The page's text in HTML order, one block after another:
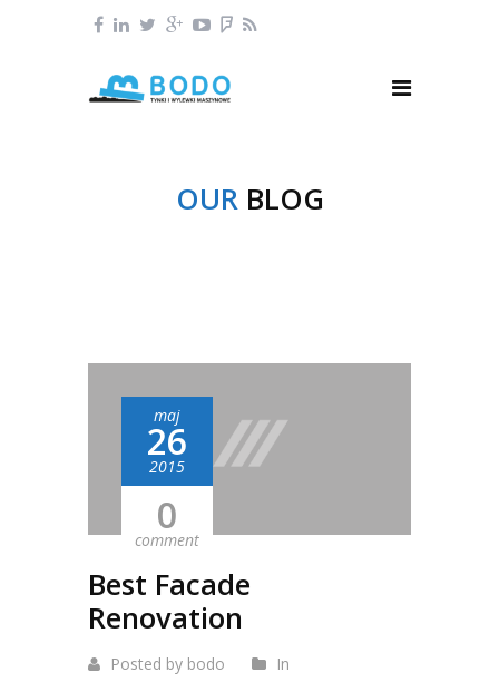
OURBLOG
maj
26
2015
0
comment
Best Facade
Renovation
Posted by bodo In